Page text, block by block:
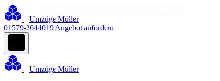
Umzüge Müller
01579-2644019 Angebot anfordern
Umzüge Müller